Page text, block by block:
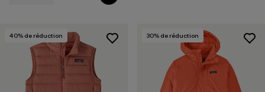
40% de réduction 30% de réduction